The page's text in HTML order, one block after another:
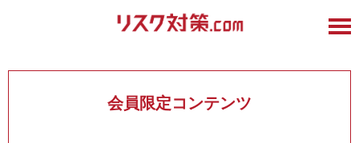
会員限定コンテンツ